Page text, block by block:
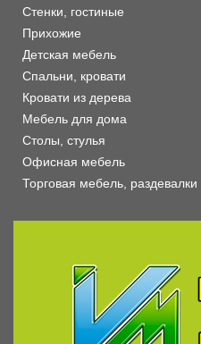
Стенки, гостиные
Прихожие
Детская мебель
Спальни, кровати
Кровати из дерева
Мебель для дома
Столы, стулья
Офисная мебель
Торговая мебель, раздевалки